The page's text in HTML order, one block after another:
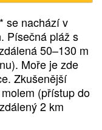
se nachází v
Písečná pláž s
50–130 m
Moře je zde
Zkušenější
(přístup do
2 km